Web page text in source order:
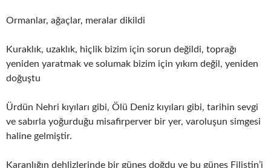
Ormanlar, ağaçlar, meralar dikildi
Kuraklık, uzaklık, hiçlik bizim için sorun değildi, toprağı
yeniden yaratmak ve solumak bizim için yıkım değil, yeniden
doğuştu
Ürdün Nehri kıyıları gibi, Ölü Deniz kıyıları gibi, tarihin sevgi
ve sabırla yoğurduğu misafirperver bir yer, varoluşun simgesi
haline gelmiştir.
Karanlığın dehlizlerinde bir güneş doğdu ve bu güneş Filistin’i